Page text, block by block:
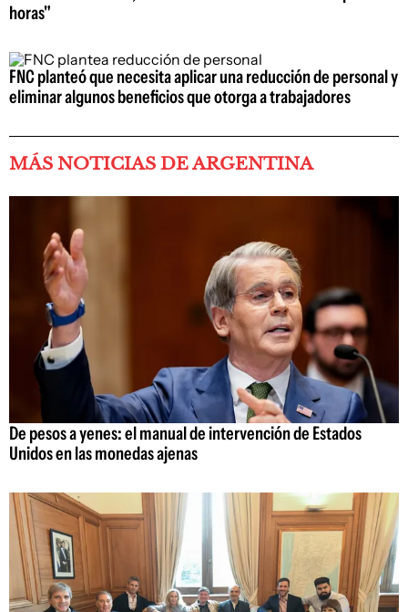
horas"
FNC planteó que necesita aplicar una reducción de personal y
eliminar algunos beneficios que otorga a trabajadores
MÁS NOTICIAS DE ARGENTINA
De pesos a yenes: el manual de intervención de Estados
Unidos en las monedas ajenas